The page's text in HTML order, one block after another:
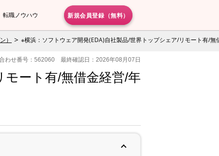
転職ノウハウ 新規会員登録（無料）
） ※横浜：ソフトウェア開発(EDA)自社製品/世界トップシェア/リモート有/
わせ番号：562060 最終確認日：2026年08月07日
ート有/無借金経営/年